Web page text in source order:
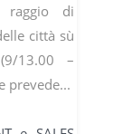
raggio di
città sù
13.00 –
prevede...